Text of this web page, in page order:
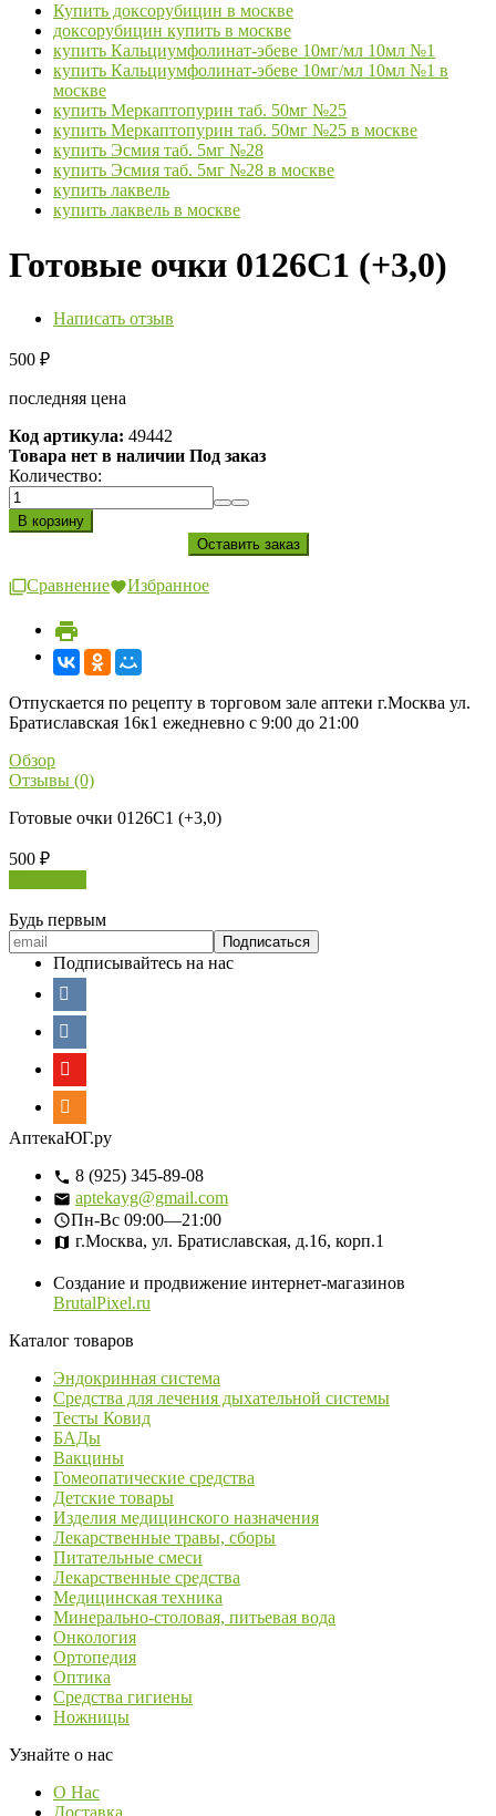
Купить доксорубицин в москве
доксорубицин купить в москве
купить Кальциумфолинат-эбеве 10мг/мл 10мл №1
купить Кальциумфолинат-эбеве 10мг/мл 10мл №1 в
москве
купить Меркаптопурин таб. 50мг №25
купить Меркаптопурин таб. 50мг №25 в москве
купить Эсмия таб. 5мг №28
купить Эсмия таб. 5мг №28 в москве
купить лаквель
купить лаквель в москве
Готовые очки 0126C1 (+3,0)
Написать отзыв
500 ₽
последняя цена
Код артикула: 49442
Товара нет в наличии Под заказ
Количество:
Сравнение Избранное
Отпускается по рецепту в торговом зале аптеки г.Москва ул.
Братиславская 16к1 ежедневно с 9:00 до 21:00
Обзор
Отзывы (0)
Готовые очки 0126C1 (+3,0)
500 ₽
Будь первым
Подписывайтесь на нас
АптекаЮГ.ру
8 (925) 345-89-08
aptekayg@gmail.com
Пн-Вс 09:00—21:00
г.Москва, ул. Братиславская, д.16, корп.1
Создание и продвижение интернет-магазинов
BrutalPixel.ru
Каталог товаров
Эндокринная система
Средства для лечения дыхательной системы
Тесты Ковид
БАДы
Вакцины
Гомеопатические средства
Детские товары
Изделия медицинского назначения
Лекарственные травы, сборы
Питательные смеси
Лекарственные средства
Медицинская техника
Минерально-столовая, питьевая вода
Онкология
Ортопедия
Оптика
Средства гигиены
Ножницы
Узнайте о нас
О Нас